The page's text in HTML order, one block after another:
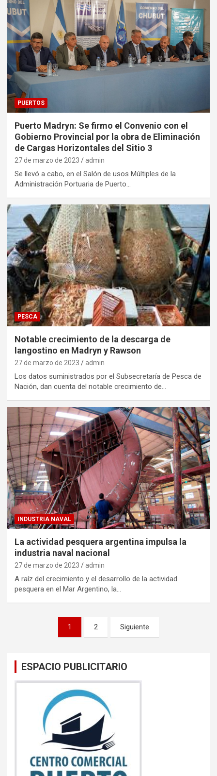
PUERTOS
Puerto Madryn: Se firmo el Convenio con el
Gobierno Provincial por la obra de Eliminación
de Cargas Horizontales del Sitio 3
27 de marzo de 2023 admin
Se llevó a cabo, en el Salón de usos Múltiples de la
Administración Portuaria de Puerto…
PESCA
Notable crecimiento de la descarga de
langostino en Madryn y Rawson
27 de marzo de 2023 admin
Los datos suministrados por el Subsecretaría de Pesca de
Nación, dan cuenta del notable crecimiento de…
INDUSTRIA NAVAL
La actividad pesquera argentina impulsa la
industria naval nacional
27 de marzo de 2023 admin
A raíz del crecimiento y el desarrollo de la actividad
pesquera en el Mar Argentino, la…
1 2 Siguiente
ESPACIO PUBLICITARIO